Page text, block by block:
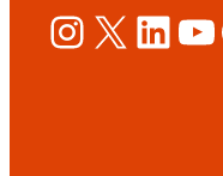
Instagram X LinkedIn Youtube